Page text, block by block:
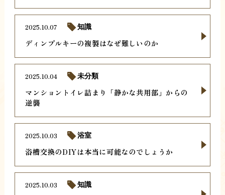
ディンプルキーの複製はなぜ難しいのか
2025.10.07 知識
マンショントイレ詰まり「静かな共用部」からの
逆襲
2025.10.04 未分類
浴槽交換のDIYは本当に可能なのでしょうか
2025.10.03 浴室
2025.10.03 知識